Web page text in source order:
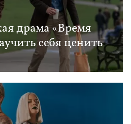
драма «Время
себя ценить